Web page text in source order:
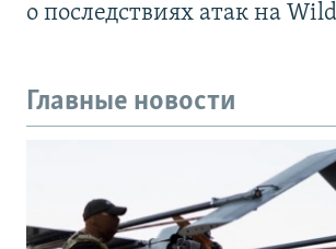
о последствиях атак на
Главные новости